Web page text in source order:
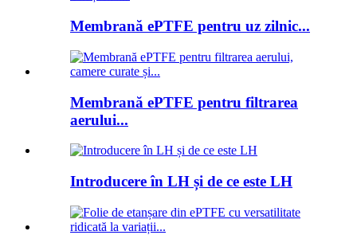
Membrană ePTFE pentru uz zilnic...
Membrană ePTFE pentru filtrarea
aerului...
Introducere în LH și de ce este LH